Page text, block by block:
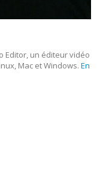
Editor, un éditeur vidéo
Mac et Windows. En